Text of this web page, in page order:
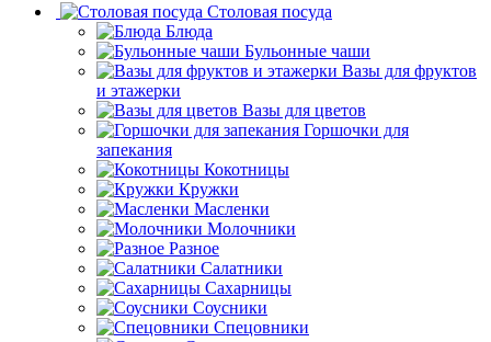
Столовая посуда
Блюда
Бульонные чаши
Вазы для фруктов
и этажерки
Вазы для цветов
Горшочки для
запекания
Кокотницы
Кружки
Масленки
Молочники
Разное
Салатники
Сахарницы
Соусники
Спецовники